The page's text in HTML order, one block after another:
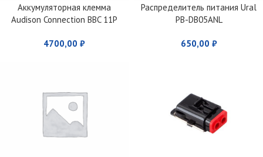
Аккумуляторная клемма
Audison Connection BBC 11P
4700,00 ₽
Распределитель питания Ural
PB-DB05ANL
650,00 ₽